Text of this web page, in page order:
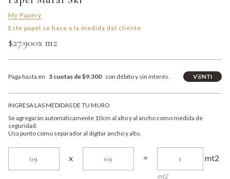
My Papery
Este papel se hace a la medida del cliente
$27.900x m2
Paga hasta en 3 cuotas de $9.300 con débito y sin interés.
INGRESA LAS MEDIDAS DE TU MURO
Se agregarán automáticamente 10cm al alto y al ancho como medida de
seguridad.
Usa punto como separador al digitar ancho y alto.
x = mt2
mt2